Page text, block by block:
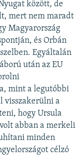
között, de
mert nem maradt
Magyarország
és Orbán
Egyáltalán
után az EU
mint a legutóbbi
visszakerülni a
hogy Ursula
abban a merkeli
minden
célzó